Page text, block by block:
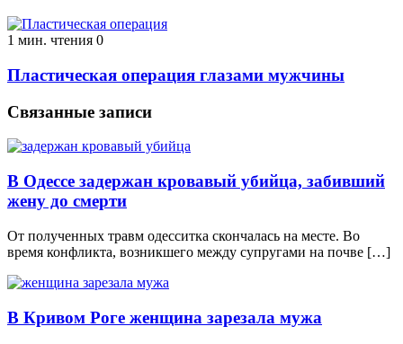
1 мин. чтения 0
Пластическая операция глазами мужчины
Связанные записи
В Одессе задержан кровавый убийца, забивший
жену до смерти
От полученных травм одесситка скончалась на месте. Во
время конфликта, возникшего между супругами на почве […]
В Кривом Роге женщина зарезала мужа